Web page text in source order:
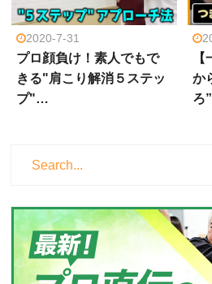
2020-7-31
プロ顔負け！素人でもで
きる"肩こり解消５ステッ
プ"…
か
ろ